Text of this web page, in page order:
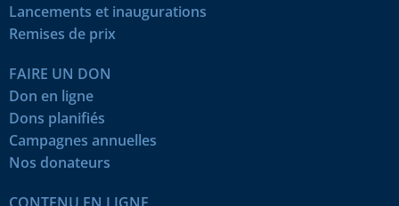
Lancements et inaugurations
Remises de prix
FAIRE UN DON
Don en ligne
Dons planifiés
Campagnes annuelles
Nos donateurs